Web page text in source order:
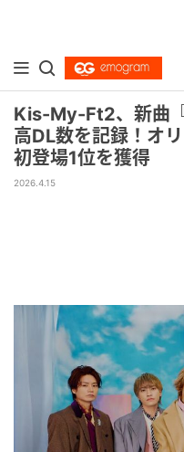
Kis-My-Ft2、新曲
高DL数を記録！オ
初登場1位を獲得
2026.4.15